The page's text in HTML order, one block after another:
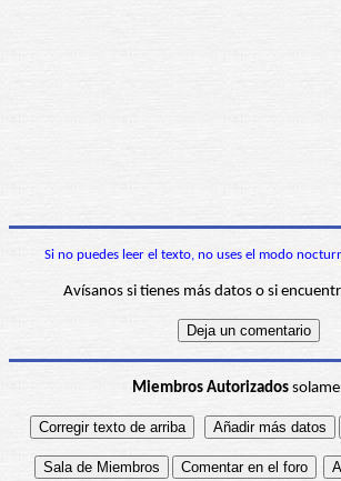
Si no puedes leer el texto, no uses el modo
Avísanos si tienes más datos o si
Miembros Autorizados